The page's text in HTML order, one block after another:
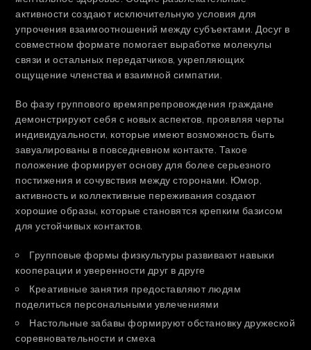
активности создают исключительную условия для
упрочения взаимоотношений между субъектами. Досуг в
совместном формате помогает выработке молекулы
связи и остальных передатчиков, укрепляющих
ощущение членства и взаимной симпатии.
Во фазу группового времяпрепровождения граждане
демонстрируют себя с новых аспектов, проявляя черты
индивидуальности, которые имеют возможность быть
завуалированы в повседневном контакте. Такое
положение формирует основу для более серьезного
постижения и сочувствия между сторонами. Юмор,
активность и коллективные переживания создают
хорошие образы, которые становятся крепким базисом
для устойчивых контактов.
Групповые формы физкультуры развивают навыки
кооперации и уверенности друг в друге
Креативные занятия предоставляют людям
поделиться персональными увлечениями
Настольные забавы формируют обстановку дружеской
соревновательности и смеха